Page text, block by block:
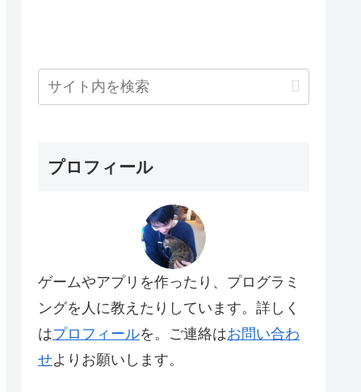
プロフィール
ゲームやアプリを作ったり、プログラミ
ングを人に教えたりしています。詳しく
はプロフィールを。ご連絡はお問い合わ
せよりお願いします。